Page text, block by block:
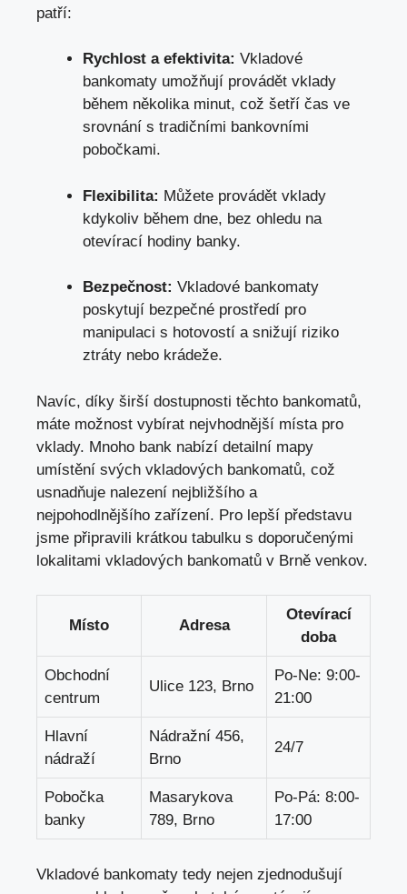
patří:
Rychlost a efektivita: Vkladové
bankomaty umožňují provádět vklady
během několika minut, což šetří čas ve
srovnání s tradičními bankovními
pobočkami.
Flexibilita: Můžete provádět vklady
kdykoliv během dne, bez ohledu na
otevírací hodiny banky.
Bezpečnost: Vkladové bankomaty
poskytují bezpečné prostředí pro
manipulaci s hotovostí a snižují riziko
ztráty nebo krádeže.
Navíc, díky širší dostupnosti těchto bankomatů,
máte možnost vybírat nejvhodnější místa pro
vklady. Mnoho bank nabízí detailní mapy
umístění svých vkladových bankomatů, což
usnadňuje nalezení nejbližšího a
nejpohodlnějšího zařízení. Pro lepší představu
jsme připravili krátkou tabulku s doporučenými
lokalitami vkladových bankomatů v Brně venkov.
Místo Adresa
Otevírací
doba
Obchodní
centrum
Ulice 123, Brno
Po-Ne: 9:00-
21:00
Hlavní
nádraží
Nádražní 456,
Brno
24/7
Pobočka
banky
Masarykova
789, Brno
Po-Pá: 8:00-
17:00
Vkladové bankomaty tedy nejen zjednodušují